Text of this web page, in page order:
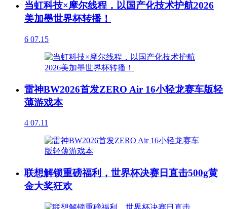
当虹科技×摩尔线程，以国产化技术护航2026
美加墨世界杯转播！
6 07.15
雷神BW2026首发ZERO Air 16小轻龙赛车版轻
薄游戏本
4 07.11
联想解锁重磅福利，世界杯决赛日直击500g黄
金大奖狂欢